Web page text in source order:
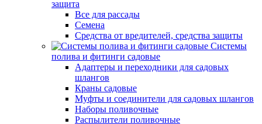
защита
Все для рассады
Семена
Средства от вредителей, средства защиты
Системы
полива и фитинги садовые
Адаптеры и переходники для садовых
шлангов
Краны садовые
Муфты и соединители для садовых шлангов
Наборы поливочные
Распылители поливочные